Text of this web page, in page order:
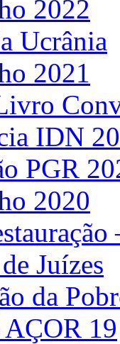
2022
Ucrânia
2021
IDN
PGR
2020
Juízes
da
19